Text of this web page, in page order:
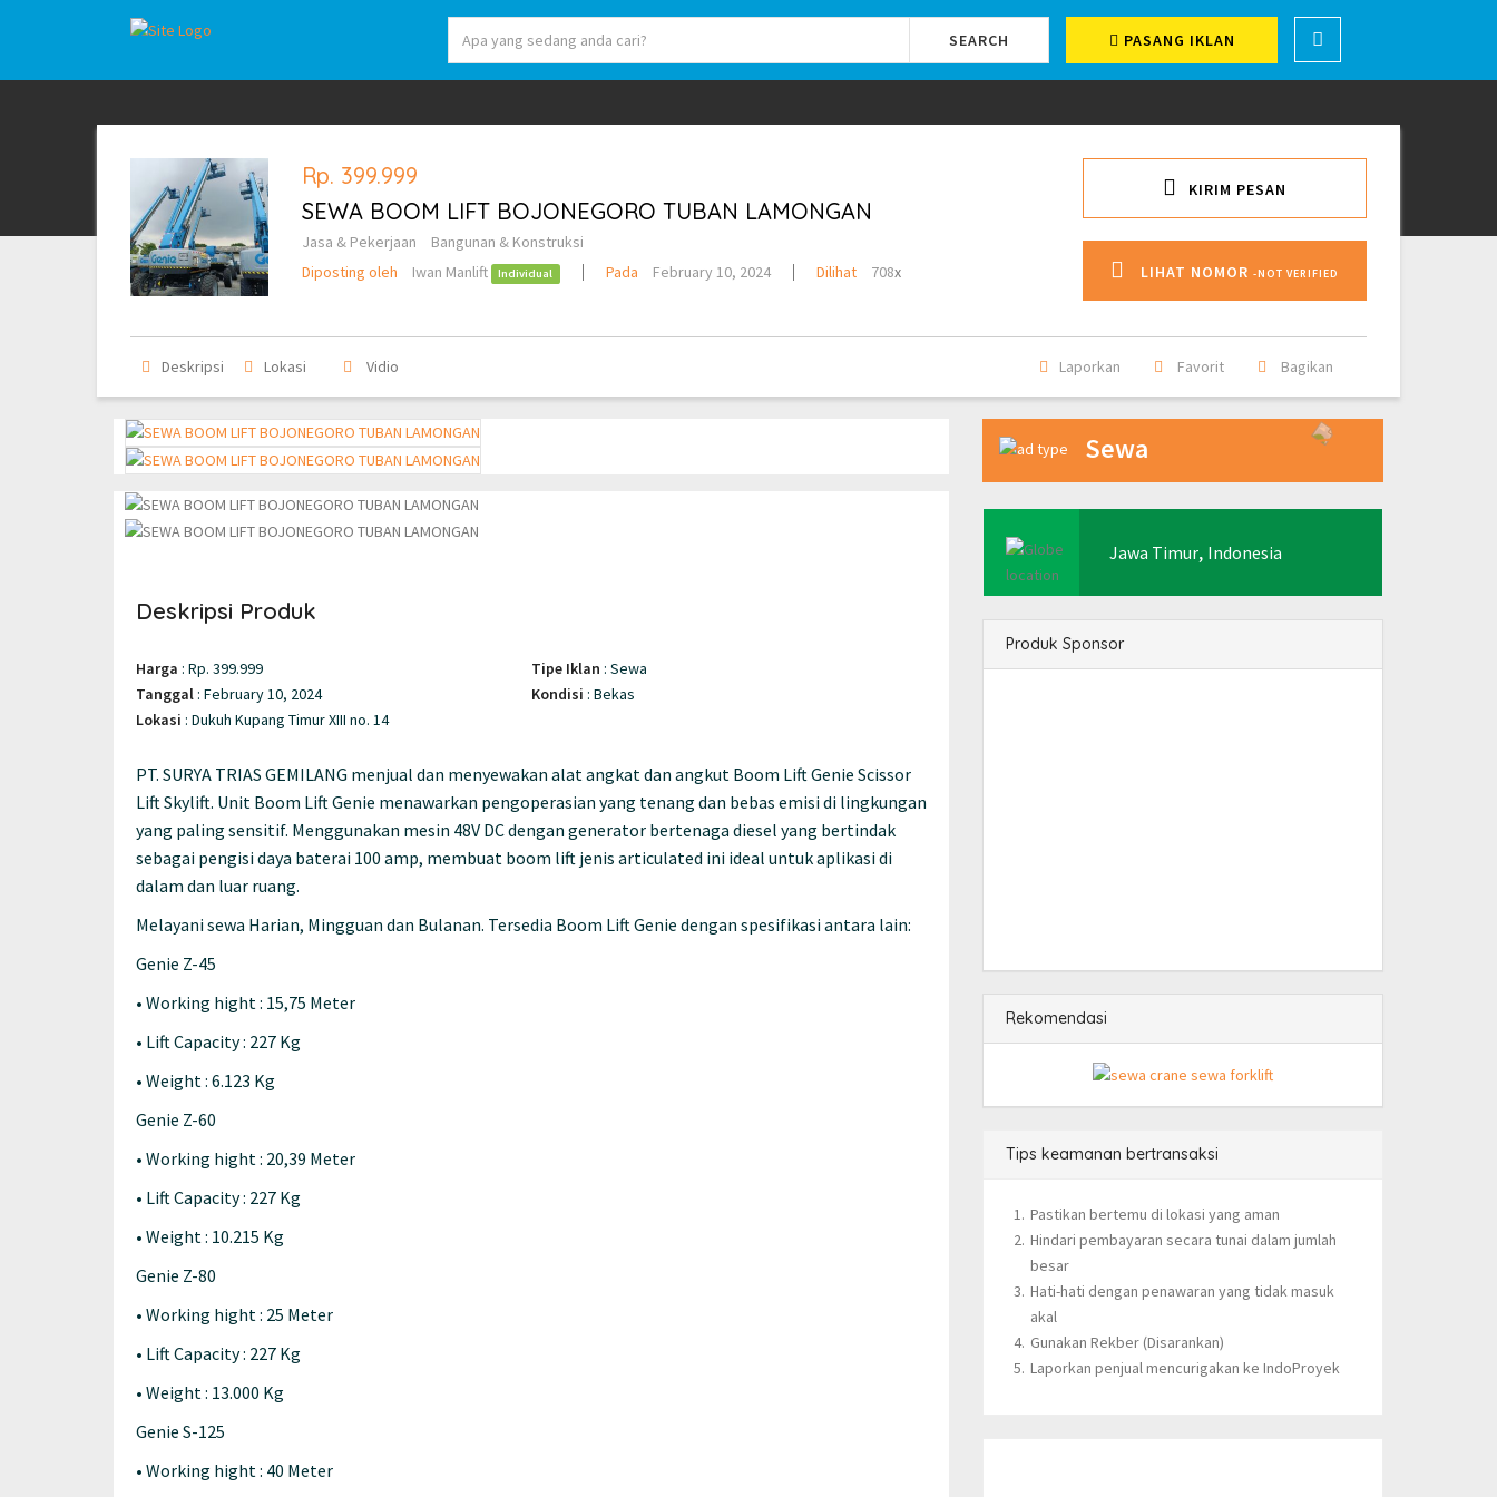
SEARCH PASANG IKLAN
Rp. 399.999
SEWA BOOM LIFT BOJONEGORO TUBAN LAMONGAN
Jasa & Pekerjaan
Bangunan & Konstruksi
Diposting oleh
Iwan Manlift Individual Pada February 10, 2024 Dilihat 708x
KIRIM PESAN
LIHAT NOMOR -NOT VERIFIED
Deskripsi Lokasi Vidio Bagikan
Favorit
Laporkan
Deskripsi Produk
Harga : Rp. 399.999 Tipe Iklan : Sewa
Tanggal : February 10, 2024 Kondisi : Bekas
Lokasi : Dukuh Kupang Timur XIII no. 14
PT. SURYA TRIAS GEMILANG menjual dan menyewakan alat angkat dan angkut Boom Lift Genie Scissor
Lift Skylift. Unit Boom Lift Genie menawarkan pengoperasian yang tenang dan bebas emisi di lingkungan
yang paling sensitif. Menggunakan mesin 48V DC dengan generator bertenaga diesel yang bertindak
sebagai pengisi daya baterai 100 amp, membuat boom lift jenis articulated ini ideal untuk aplikasi di
dalam dan luar ruang.
Melayani sewa Harian, Mingguan dan Bulanan. Tersedia Boom Lift Genie dengan spesifikasi antara lain:
Genie Z-45
• Working hight : 15,75 Meter
• Lift Capacity : 227 Kg
• Weight : 6.123 Kg
Genie Z-60
• Working hight : 20,39 Meter
• Lift Capacity : 227 Kg
• Weight : 10.215 Kg
Genie Z-80
• Working hight : 25 Meter
• Lift Capacity : 227 Kg
• Weight : 13.000 Kg
Genie S-125
• Working hight : 40 Meter
Sewa
Jawa Timur, Indonesia
Produk Sponsor
Rekomendasi
Tips keamanan bertransaksi
Pastikan bertemu di lokasi yang aman
Hindari pembayaran secara tunai dalam jumlah
besar
Hati-hati dengan penawaran yang tidak masuk
akal
Gunakan Rekber (Disarankan)
Laporkan penjual mencurigakan ke IndoProyek